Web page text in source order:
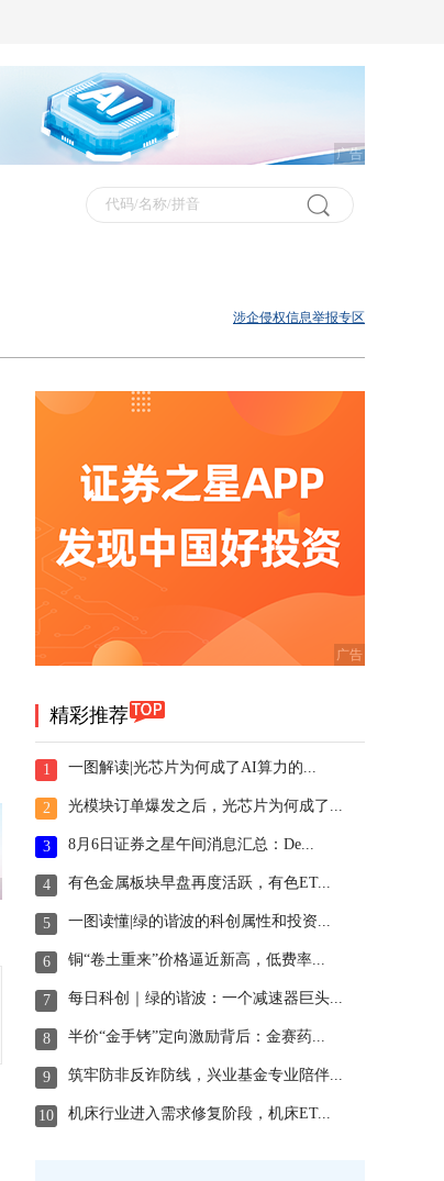
广告
涉企侵权信息举报专区
精彩推荐
1 一图解读|光芯片为何成了AI算力的...
2 光模块订单爆发之后，光芯片为何成了...
3 8月6日证券之星午间消息汇总：De...
4 有色金属板块早盘再度活跃，有色ET...
5 一图读懂|绿的谐波的科创属性和投资...
6 铜“卷土重来”价格逼近新高，低费率...
7 每日科创｜绿的谐波：一个减速器巨头...
8 半价“金手铐”定向激励背后：金赛药...
9 筑牢防非反诈防线，兴业基金专业陪伴...
10 机床行业进入需求修复阶段，机床ET...